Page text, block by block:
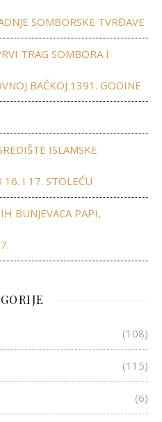
SOMBORSKE TVRĐAVE
TRAG SOMBORA I
BAČKOJ 1391. GODINE
ISLAMSKE
I 17. STOLEĆU
BUNJEVACA PAPI,
(108)
(115)
(6)